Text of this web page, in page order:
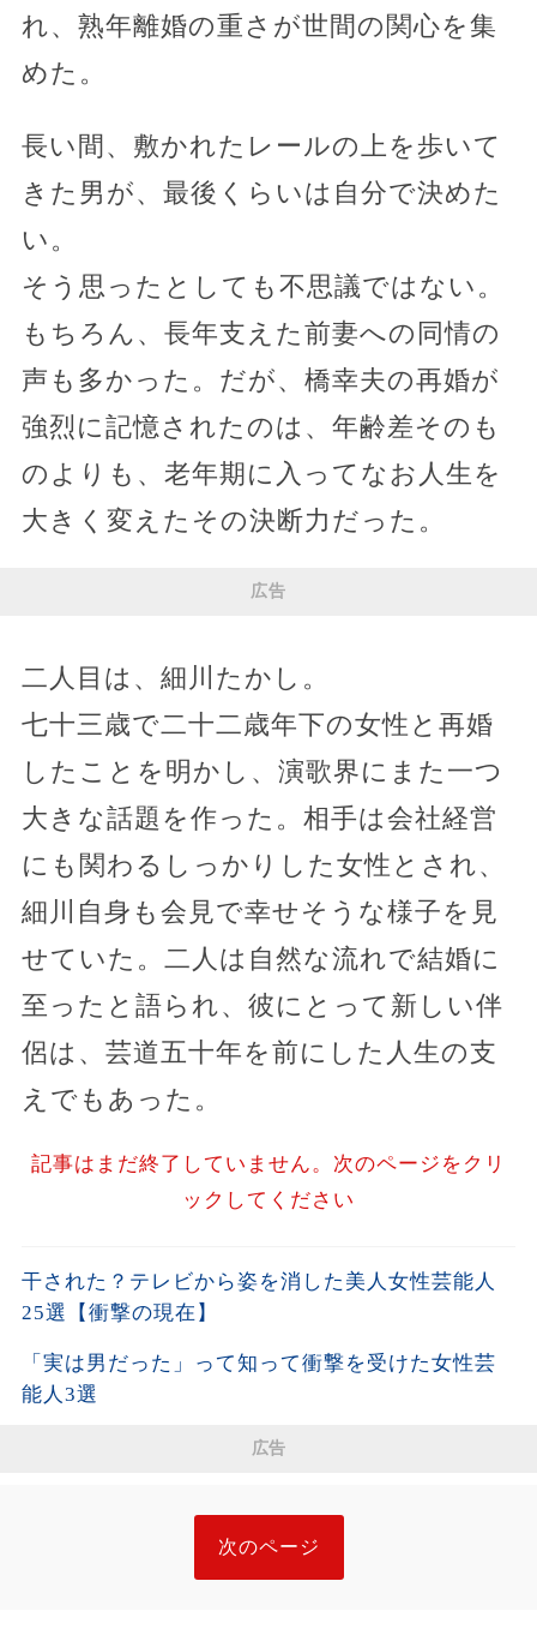
れ、熟年離婚の重さが世間の関心を集
めた。
長い間、敷かれたレールの上を歩いて
きた男が、最後くらいは自分で決めた
い。
そう思ったとしても不思議ではない。
もちろん、長年支えた前妻への同情の
声も多かった。だが、橋幸夫の再婚が
強烈に記憶されたのは、年齢差そのも
のよりも、老年期に入ってなお人生を
大きく変えたその決断力だった。
広告
二人目は、細川たかし。
七十三歳で二十二歳年下の女性と再婚
したことを明かし、演歌界にまた一つ
大きな話題を作った。相手は会社経営
にも関わるしっかりした女性とされ、
細川自身も会見で幸せそうな様子を見
せていた。二人は自然な流れで結婚に
至ったと語られ、彼にとって新しい伴
侶は、芸道五十年を前にした人生の支
えでもあった。
記事はまだ終了していません。次のページをクリ
ックしてください
干された？テレビから姿を消した美人女性芸能人
25選【衝撃の現在】
「実は男だった」って知って衝撃を受けた女性芸
能人3選
広告
次のページ